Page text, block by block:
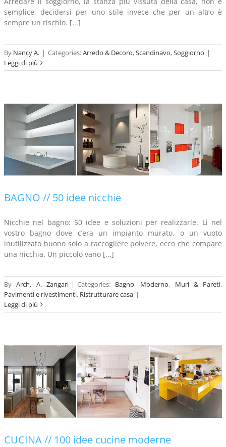
semplice, decidersi per uno stile invece che per un altro è
sempre un rischio. [...]
By Nancy A. | Categories:Arredo & Decoro,Scandinavo,Soggiorno |
Leggi di più
BAGNO // 50 idee nicchie
Nicchie nel bagno: 50 idee e soluzioni per realizzarle. Lì nel
vostro bagno dove c’era un impianto murato, o un vuoto
inutilizzato buono solo a raccogliere polvere, ecco che compare
una nicchia. Un piccolo vano [...]
ByArch. A. Zangari | Categories: Bagno, Moderno, Muri & Pareti,
Pavimenti e rivestimenti, Ristrutturare casa |
Leggi di più
CUCINA // 100 idee cucine moderne